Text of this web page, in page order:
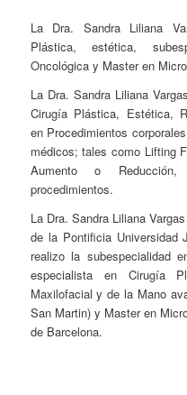
La Dra. Sandra Liliana
Plástica, estética,
Oncológica y Master en
La Dra. Sandra Liliana
Cirugía Plástica, Estética,
en Procedimientos
médicos; tales como Lifting
Aumento o Reducción,
procedimientos.
La Dra. Sandra Liliana
de la Pontificia Universidad
realizo la subespecialidad
especialista en Cirugía
Maxilofacial y de la Mano
San Martin) y Master en
de Barcelona.